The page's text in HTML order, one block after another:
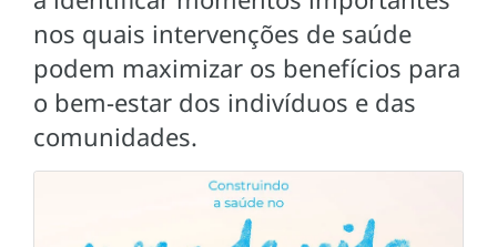
nos quais intervenções de saúde
podem maximizar os benefícios para
o bem-estar dos indivíduos e das
comunidades.